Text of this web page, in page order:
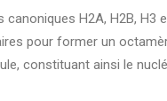
H2A, H2B, H3
pour former un
constituant ainsi le